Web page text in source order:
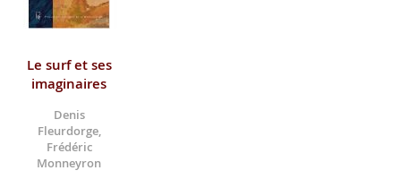
Le surf et ses
imaginaires
Denis
Fleurdorge,
Frédéric
Monneyron